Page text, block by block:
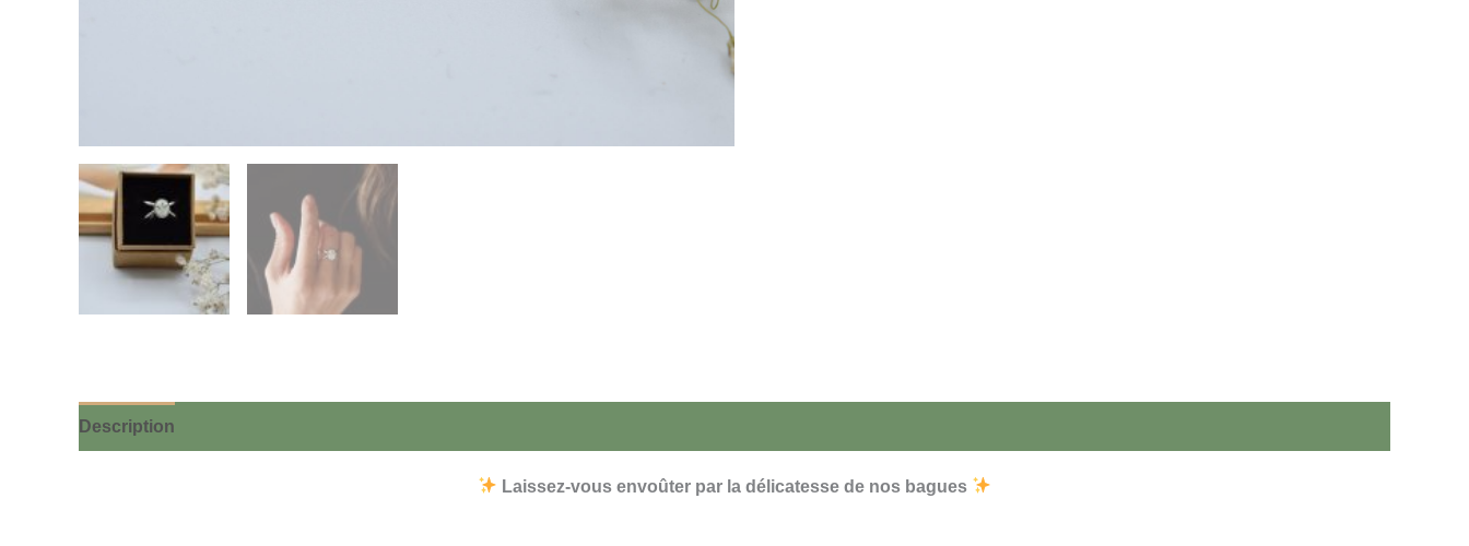
Description
Laissez-vous envoûter par la délicatesse de nos bagues